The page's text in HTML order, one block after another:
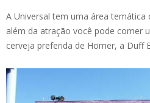
A Universal tem uma área temática
além da atração você pode comer
cerveja preferida de Homer, a Duff